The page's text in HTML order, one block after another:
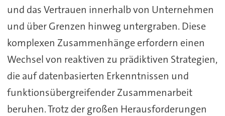
und das Vertrauen innerhalb von Unternehmen
und über Grenzen hinweg untergraben. Diese
komplexen Zusammenhänge erfordern einen
Wechsel von reaktiven zu prädiktiven Strategien,
die auf datenbasierten Erkenntnissen und
funktionsübergreifender Zusammenarbeit
beruhen. Trotz der großen Herausforderungen